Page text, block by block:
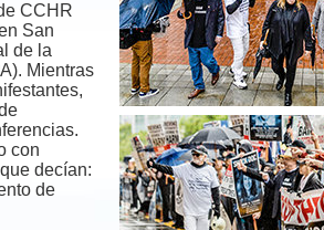
CCHR
San
de la
Mientras
con
decían:
de